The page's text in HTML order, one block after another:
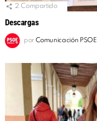
2 Compartido
Descargas
por Comunicación PSOE